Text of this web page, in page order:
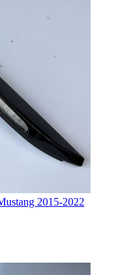
2015-2022